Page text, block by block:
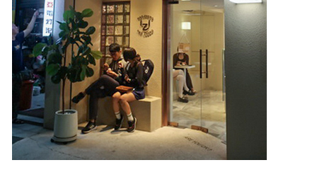
影音區
創意出版服務
歷史區
關於Yilan
個人著作
活動實況記錄